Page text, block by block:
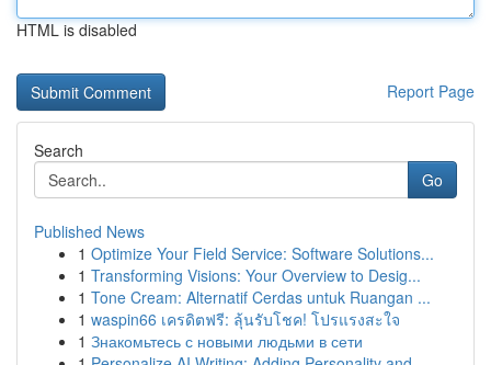
HTML is disabled
Report Page
Search
Go
Published News
1 Optimize Your Field Service: Software Solutions...
1 Transforming Visions: Your Overview to Desig...
1 Tone Cream: Alternatif Cerdas untuk Ruangan ...
1 waspin66 เครดิตฟรี: ลุ้นรับโชค! โปรแรงสะใจ
1 Знакомьтесь с новыми людьми в сети